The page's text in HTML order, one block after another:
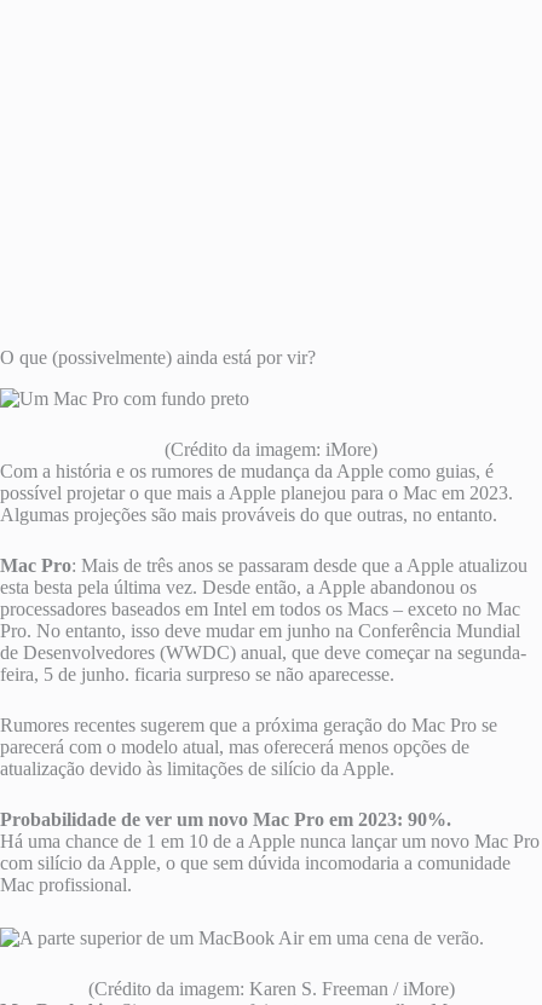
O que (possivelmente) ainda está por vir?
(Crédito da imagem: iMore)
Com a história e os rumores de mudança da Apple como guias, é
possível projetar o que mais a Apple planejou para o Mac em 2023.
Algumas projeções são mais prováveis ​​do que outras, no entanto.
Mac Pro: Mais de três anos se passaram desde que a Apple atualizou
esta besta pela última vez. Desde então, a Apple abandonou os
processadores baseados em Intel em todos os Macs – exceto no Mac
Pro. No entanto, isso deve mudar em junho na Conferência Mundial
de Desenvolvedores (WWDC) anual, que deve começar na segunda-
feira, 5 de junho. ficaria surpreso se não aparecesse.
Rumores recentes sugerem que a próxima geração do Mac Pro se
parecerá com o modelo atual, mas oferecerá menos opções de
atualização devido às limitações de silício da Apple.
Probabilidade de ver um novo Mac Pro em 2023: 90%.
Há uma chance de 1 em 10 de a Apple nunca lançar um novo Mac Pro
com silício da Apple, o que sem dúvida incomodaria a comunidade
Mac profissional.
(Crédito da imagem: Karen S. Freeman / iMore)